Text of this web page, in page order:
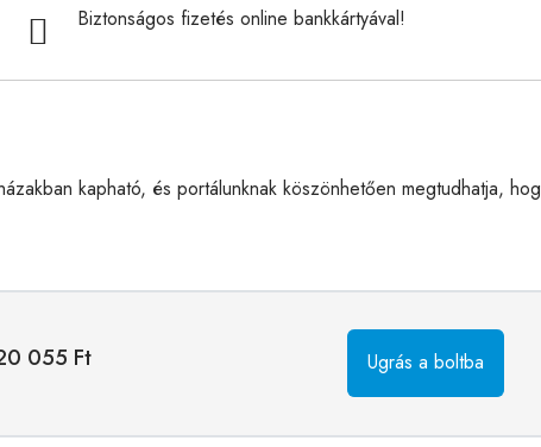
Biztonságos fizetés online bankkártyával!
kapható, és portálunknak köszönhetően megtudhatja,
055 Ft Ugrás a boltba